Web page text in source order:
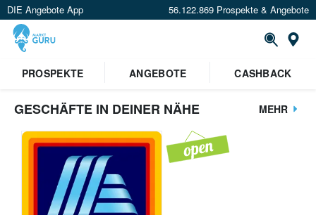
DIE Angebote App 56.122.869 Prospekte & Angebote
PROSPEKTE
ANGEBOTE CASHBACK
GESCHÄFTE IN DEINER NÄHE MEHR